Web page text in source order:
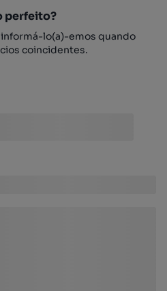
perfeito?
lo(a)-emos quando
coincidentes.